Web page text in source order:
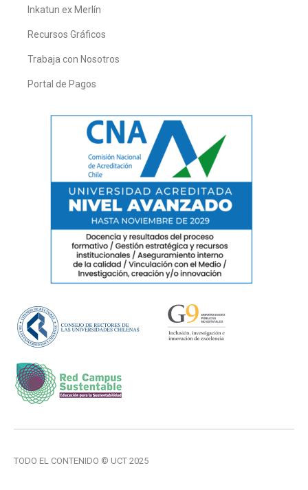
Inkatun ex Merlín
Recursos Gráficos
Trabaja con Nosotros
Portal de Pagos
TODO EL CONTENIDO © UCT 2025